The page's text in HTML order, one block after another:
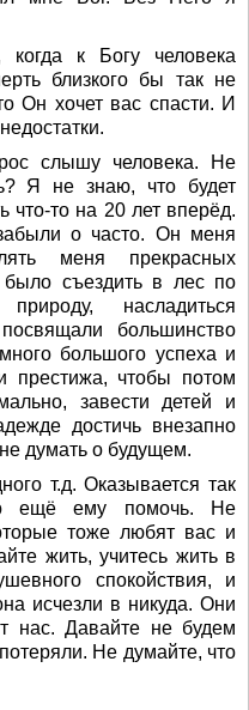
к Богу человека
близкого бы так не
Он хочет вас спасти. И
слышу человека. Не
Я не знаю, что будет
что-то на 20 лет вперёд.
о часто. Он меня
меня прекрасных
съездить в лес по
насладиться
большинство
большого успеха и
престижа, чтобы потом
завести детей и
достичь внезапно
думать о будущем.
т.д. Оказывается так
ещё ему помочь. Не
тоже любят вас и
жить, учитесь жить в
спокойствия, и
исчезли в никуда. Они
нас. Давайте не будем
Не думайте, что